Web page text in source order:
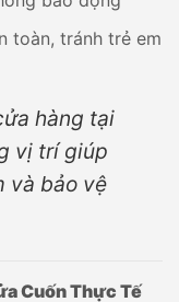
toàn, tránh trẻ em
hàng tại
vị trí giúp
và bảo vệ
Cuốn Thực Tế